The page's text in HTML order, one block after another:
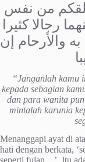
خلقكم من نفس
رجالا كثيرا
والأرحام إن
“Janganlah kamu
kepada sebagian
dan para wanita
mintalah karunia
Menanggapi ayat di
hati dengan berkata,
seperti fulan…’. Itu